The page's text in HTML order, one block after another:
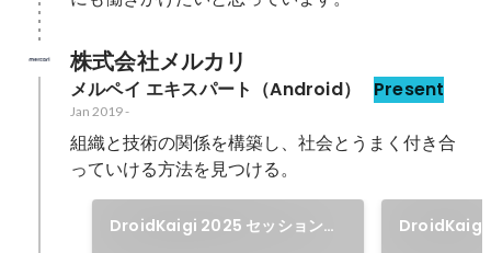
株式会社メルカリ
メルペイ エキスパート（Android） Present
Jan 2019-
組織と技術の関係を構築し、社会とうまく付き合
っていける方法を見つける。
DroidKaigi 2025 セッション登
DroidKaigi